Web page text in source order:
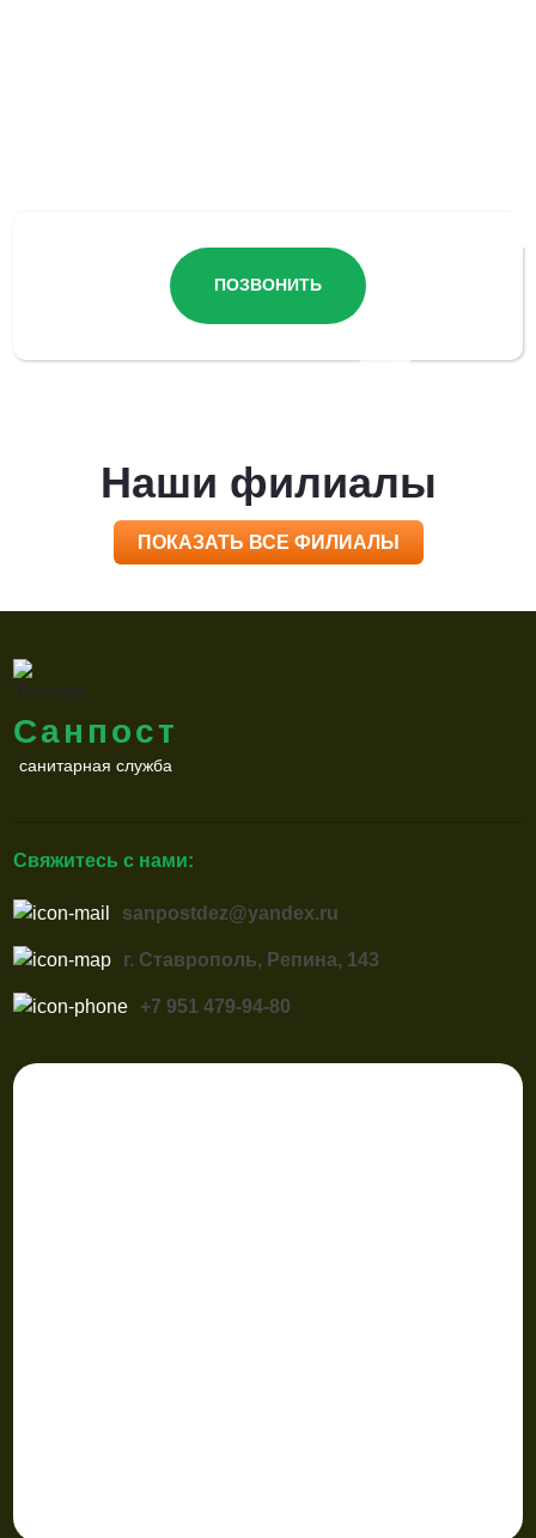
ПОЗВОНИТЬ
Наши филиалы
ПОКАЗАТЬ ВСЕ ФИЛИАЛЫ
Санпост
санитарная служба
Свяжитесь с нами:
sanpostdez@yandex.ru
г. Ставрополь, Репина, 143
+7 951 479-94-80